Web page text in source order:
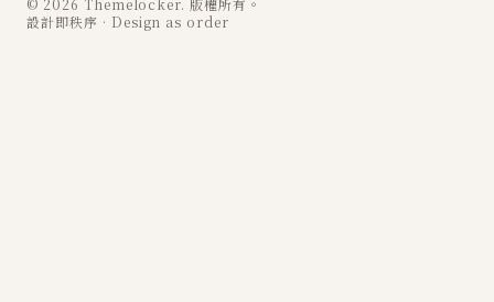
© 2026 Themelocker. 版權所有。
設計即秩序 · Design as order